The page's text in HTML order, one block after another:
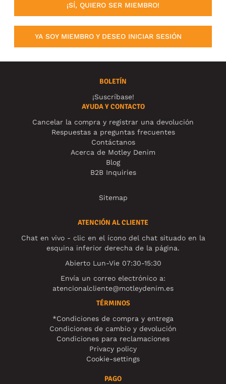
¡SÍ, QUIERO SER MIEMBRO!
YA SOY MIEMBRO Y DESEO INICIAR SESIÓN
BOLETÍN
¡Suscríbase!
AYUDA Y CONTACTO
Cancelar la compra y registrar una devolución
Respuestas a preguntas frecuentes
Contáctanos
Acerca de Motley Denim
Blog
B2B Inquiries
Sitemap
ATENCIÓN AL CLIENTE
Chat en vivo - clic en el ícono del chat situado en la
esquina inferior derecha de la página.
Abierto Lun-Vie 07:30-15:30
Envía un correo electrónico a:
atencionalcliente@motleydenim.es
TÉRMINOS
*Condiciones de compra y entrega
Condiciones de cambio y devolución
Condiciones para reclamaciones
Privacy policy
Cookie-settings
PAGO